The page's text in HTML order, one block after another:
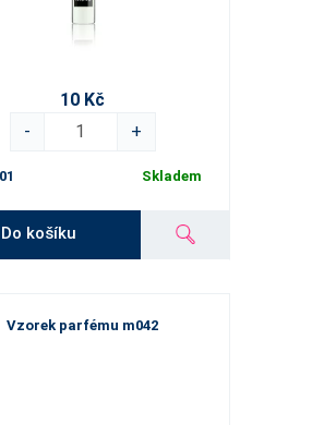
10 Kč
-
+
Skladem
Do košíku
Vzorek parfému m042